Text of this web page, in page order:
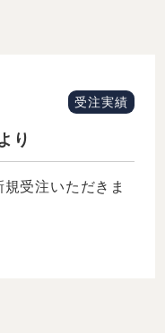
受注実績
り
受注いただきま